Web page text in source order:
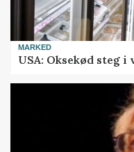
MARKED
USA: Oksekød steg